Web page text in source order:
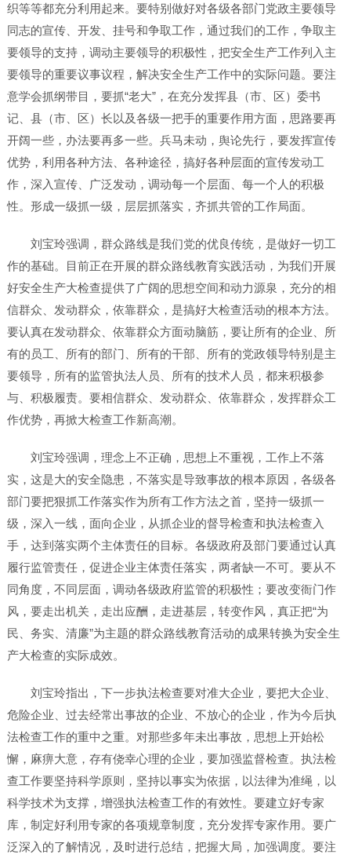
织等等都充分利用起来。要特别做好对各级各部门党政主要领导
同志的宣传、开发、挂号和争取工作，通过我们的工作，争取主
要领导的支持，调动主要领导的积极性，把安全生产工作列入主
要领导的重要议事议程，解决安全生产工作中的实际问题。要注
意学会抓纲带目，要抓“老大”，在充分发挥县（市、区）委书
记、县（市、区）长以及各级一把手的重要作用方面，思路要再
开阔一些，办法要再多一些。兵马未动，舆论先行，要发挥宣传
优势，利用各种方法、各种途径，搞好各种层面的宣传发动工
作，深入宣传、广泛发动，调动每一个层面、每一个人的积极
性。形成一级抓一级，层层抓落实，齐抓共管的工作局面。
刘宝玲强调，群众路线是我们党的优良传统，是做好一切工
作的基础。目前正在开展的群众路线教育实践活动，为我们开展
好安全生产大检查提供了广阔的思想空间和动力源泉，充分的相
信群众、发动群众，依靠群众，是搞好大检查活动的根本方法。
要认真在发动群众、依靠群众方面动脑筋，要让所有的企业、所
有的员工、所有的部门、所有的干部、所有的党政领导特别是主
要领导，所有的监管执法人员、所有的技术人员，都来积极参
与、积极履责。要相信群众、发动群众、依靠群众，发挥群众工
作优势，再掀大检查工作新高潮。
刘宝玲强调，理念上不正确，思想上不重视，工作上不落
实，这是大的安全隐患，不落实是导致事故的根本原因，各级各
部门要把狠抓工作落实作为所有工作方法之首，坚持一级抓一
级，深入一线，面向企业，从抓企业的督导检查和执法检查入
手，达到落实两个主体责任的目标。各级政府及部门要通过认真
履行监管责任，促进企业主体责任落实，两者缺一不可。要从不
同角度，不同层面，调动各级政府监管的积极性；要改变衙门作
风，要走出机关，走出应酬，走进基层，转变作风，真正把“为
民、务实、清廉”为主题的群众路线教育活动的成果转换为安全生
产大检查的实际成效。
刘宝玲指出，下一步执法检查要对准大企业，要把大企业、
危险企业、过去经常出事故的企业、不放心的企业，作为今后执
法检查工作的重中之重。对那些多年未出事故，思想上开始松
懈，麻痹大意，存有侥幸心理的企业，要加强监督检查。执法检
查工作要坚持科学原则，坚持以事实为依据，以法律为准绳，以
科学技术为支撑，增强执法检查工作的有效性。要建立好专家
库，制定好利用专家的各项规章制度，充分发挥专家作用。要广
泛深入的了解情况，及时进行总结，把握大局，加强调度。要注